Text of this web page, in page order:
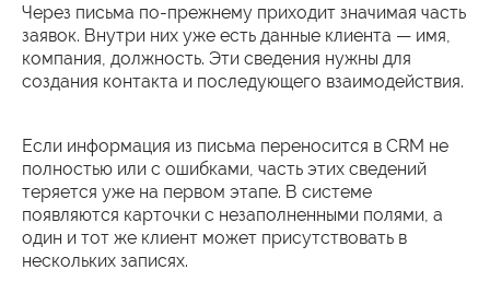
Через письма по-прежнему приходит значимая часть
заявок. Внутри них уже есть данные клиента — имя,
компания, должность. Эти сведения нужны для
создания контакта и последующего взаимодействия.
Если информация из письма переносится в CRM не
полностью или с ошибками, часть этих сведений
теряется уже на первом этапе. В системе
появляются карточки с незаполненными полями, а
один и тот же клиент может присутствовать в
нескольких записях.